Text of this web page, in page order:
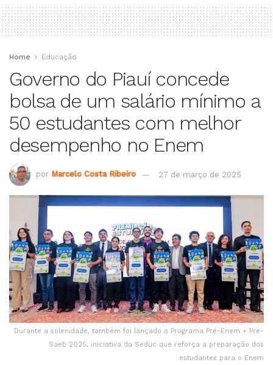
Home Educação
Governo do Piauí concede
bolsa de um salário mínimo a
50 estudantes com melhor
desempenho no Enem
por Marcelo Costa Ribeiro 27 de março de 2025
Durante a solenidade, também foi lançado o Programa Pré-Enem + Pré-
Saeb 2025, iniciativa da Seduc que reforça a preparação dos
estudantes para o Enem